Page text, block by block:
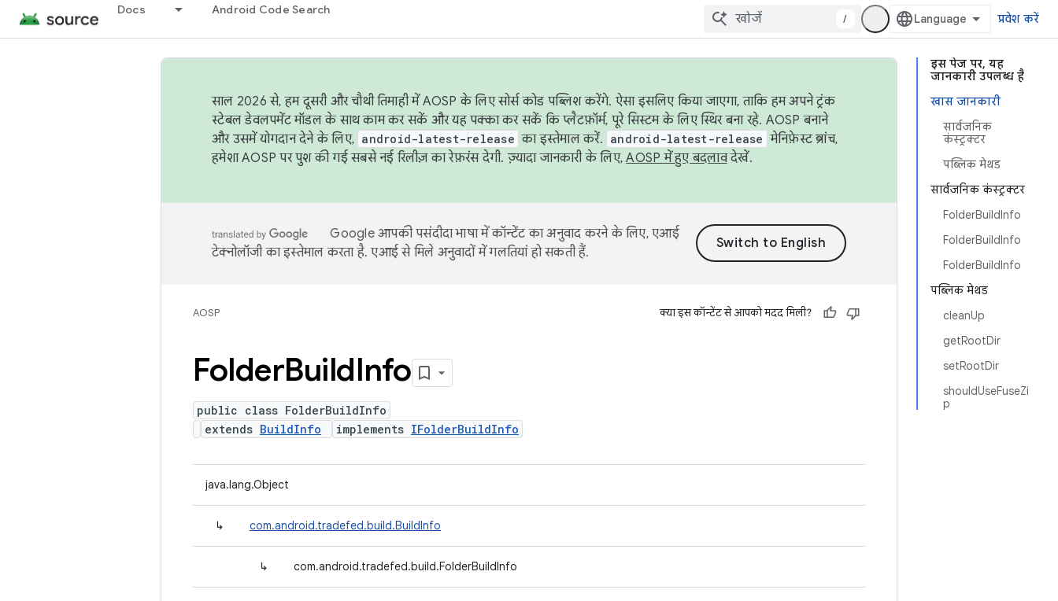
Docs Android Code Search
/ प्रवेश करें
इस पेज पर, यह
जानकारी उपलब्ध है
खास जानकारी
सार्वजनिक
कंस्ट्रक्टर
पब्लिक मेथड
सार्वजनिक कंस्ट्रक्टर
FolderBuildInfo
FolderBuildInfo
FolderBuildInfo
पब्लिक मेथड
cleanUp
getRootDir
setRootDir
shouldUseFuseZi
p
साल 2026 से, हम दूसरी और चौथी तिमाही में AOSP के लिए सोर्स कोड पब्लिश करेंगे. ऐसा इसलिए किया जाएगा, ताकि हम अपने ट्रंक
स्टेबल डेवलपमेंट मॉडल के साथ काम कर सकें और यह पक्का कर सकें कि प्लैटफ़ॉर्म, पूरे सिस्टम के लिए स्थिर बना रहे. AOSP बनाने
और उसमें योगदान देने के लिए, android-latest-release का इस्तेमाल करें. android-latest-release मेनिफ़ेस्ट ब्रांच,
हमेशा AOSP पर पुश की गई सबसे नई रिलीज़ का रेफ़रंस देगी. ज़्यादा जानकारी के लिए,AOSP में हुए बदलावदेखें.
Google आपकी पसंदीदा भाषा में कॉन्टेंट का अनुवाद करने के लिए, एआई
टेक्नोलॉजी का इस्तेमाल करता है. एआई से मिले अनुवादों में गलतियां हो सकती हैं.
AOSP क्या इस कॉन्टेंट से आपको मदद मिली?
FolderBuildInfo
public class FolderBuildInfo
extends BuildInfo implements IFolderBuildInfo
java.lang.Object
↳ com.android.tradefed.build.BuildInfo
↳ com.android.tradefed.build.FolderBuildInfo